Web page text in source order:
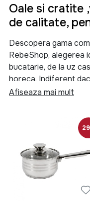
Oale si cratite
de calitate,
Descopera gama
RebeShop, alegerea
bucatarie, de la uz
horeca. Indiferent
experienta, aici
Alege Oale si
performanta,
pregatesti mese
restaurant.
Oale si
eficient si
Afiseaza mai mult